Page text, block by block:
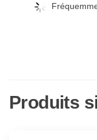
Produits